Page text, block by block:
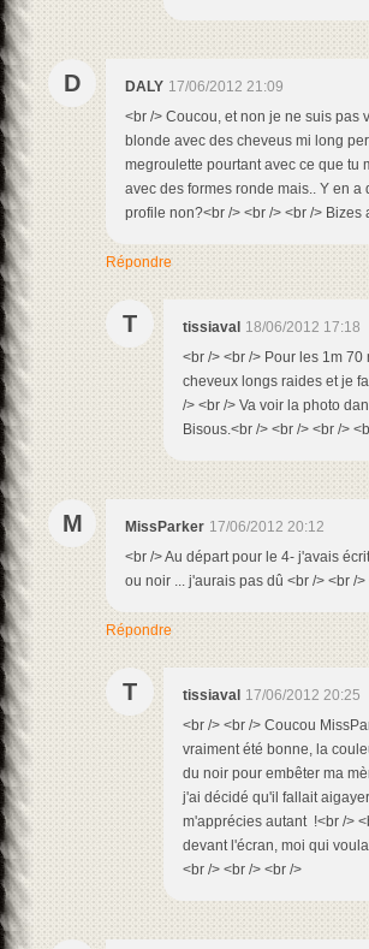
D DALY 17/06/2012 21:09
<br /> Coucou, et non je ne suis pas
blonde avec des cheveus mi long
megroulette pourtant avec ce que tu
avec des formes ronde mais.. Y en
profile non?<br /> <br /> <br /> Bizes
Répondre
T tissiaval 18/06/2012 17:18
<br /> <br /> Pour les 1m
cheveux longs raides et je
/> <br /> Va voir la photo
Bisous.<br /> <br /> <br />
M MissParker 17/06/2012 20:12
<br /> Au départ pour le 4- j'avais
ou noir ... j'aurais pas dû <br /> <br /
Répondre
T tissiaval 17/06/2012 20:25
<br /> <br /> Coucou
vraiment été bonne, la
du noir pour embêter ma
j'ai décidé qu'il fallait
m'apprécies autant !<br />
devant l'écran, moi qui
<br /> <br /> <br />